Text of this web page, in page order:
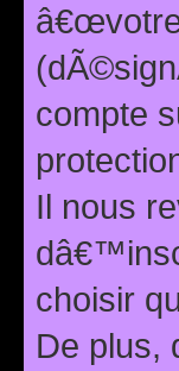
compte
Il nous
choisir
De plus,